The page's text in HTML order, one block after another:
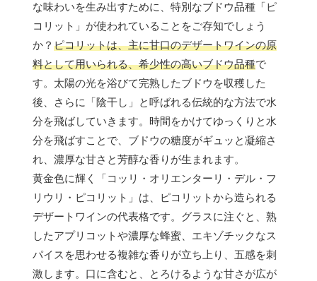
な味わいを生み出すために、特別なブドウ品種「ピ
コリット」が使われていることをご存知でしょう
か？ ピコリットは、主に甘口のデザートワインの原
料として用いられる、希少性の高いブドウ品種で
す。太陽の光を浴びて完熟したブドウを収穫した
後、さらに「陰干し」と呼ばれる伝統的な方法で水
分を飛ばしていきます。時間をかけてゆっくりと水
分を飛ばすことで、ブドウの糖度がギュッと凝縮さ
れ、濃厚な甘さと芳醇な香りが生まれます。
黄金色に輝く「コッリ・オリエンターリ・デル・フ
リウリ・ピコリット」は、ピコリットから造られる
デザートワインの代表格です。グラスに注ぐと、熟
したアプリコットや濃厚な蜂蜜、エキゾチックなス
パイスを思わせる複雑な香りが立ち上り、五感を刺
激します。口に含むと、とろけるような甘さが広が